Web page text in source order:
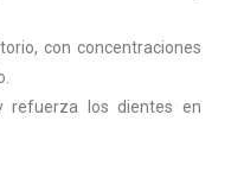
con concentraciones
refuerza los dientes en